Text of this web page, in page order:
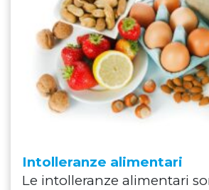
Intolleranze alimentari
Le intolleranze alimentari